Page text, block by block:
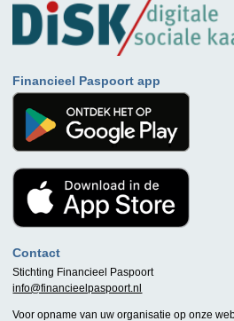
Financieel Paspoort app
Contact
Stichting Financieel Paspoort
info@financieelpaspoort.nl
Voor opname van uw organisatie op onze